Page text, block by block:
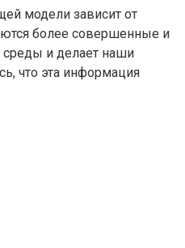
модели зависит от
более совершенные и
среды и делает наши
что эта информация